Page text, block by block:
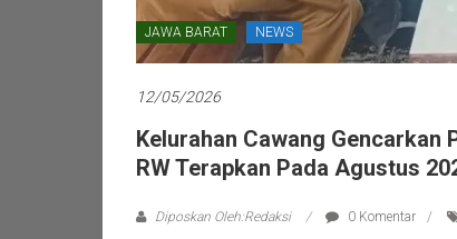
JAWA BARAT NEWS
12/05/2026
Kelurahan Cawang Gencarkan
RW Terapkan Pada Agustus
Diposkan Oleh:Redaksi 0 Komentar